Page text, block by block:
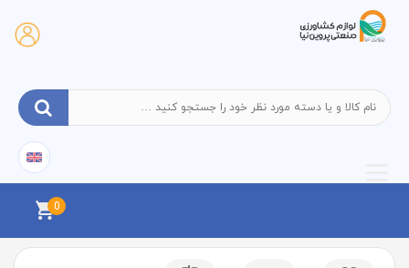
0